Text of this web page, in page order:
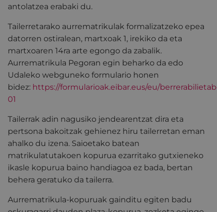
antolatzea erabaki du.
Tailerretarako aurrematrikulak formalizatzeko epea
datorren ostiralean, martxoak 1, irekiko da eta
martxoaren 14ra arte egongo da zabalik.
Aurrematrikula Pegoran egin beharko da edo
Udaleko webguneko formulario honen
bidez: https://formularioak.eibar.eus/eu/
01
Tailerrak adin nagusiko jendearentzat dira eta
pertsona bakoitzak gehienez hiru tailerretan eman
ahalko du izena. Saioetako batean
matrikulatutakoen kopurua ezarritako gutxieneko
ikasle kopurua baino handiagoa ez bada, bertan
behera geratuko da tailerra.
Aurrematrikula-kopuruak gainditu egiten badu